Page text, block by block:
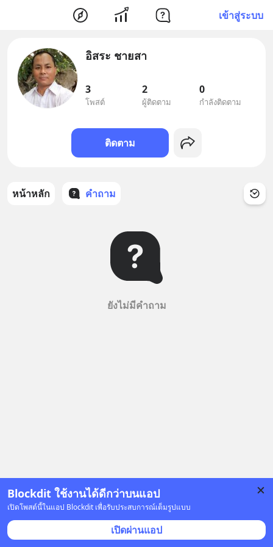
เข้าสู่ระบบ
Blockdit ใช้งานได้ดีกว่าบนแอป
เปิดโพสต์นี้ในแอป Blockdit เพื่อรับประสบการณ์เต็มรูปแบบ
เปิดผ่านแอป
อิสระ ชายสา
3
โพสต์
2
ผู้ติดตาม
0
กำลังติดตาม
ติดตาม
หน้าหลัก คำถาม
ยังไม่มีคำถาม